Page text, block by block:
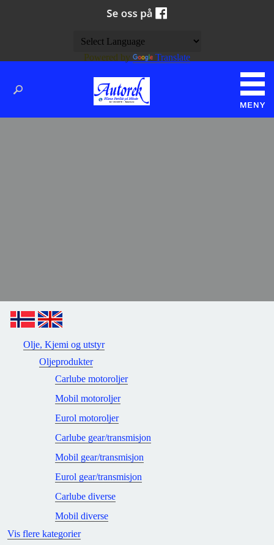
Olje, Kjemi og utstyr
Oljeprodukter
Carlube motoroljer
Mobil motoroljer
Eurol motoroljer
Carlube gear/transmisjon
Mobil gear/transmisjon
Eurol gear/transmisjon
Carlube diverse
Mobil diverse
Vis flere kategorier
Powered by Translate